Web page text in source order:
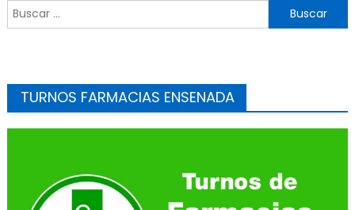
Buscar:
TURNOS FARMACIAS ENSENADA